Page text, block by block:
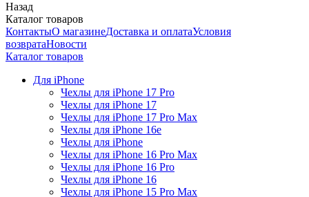
Назад
Каталог товаров
КонтактыО магазинеДоставка и оплатаУсловия
возвратаНовости
Каталог товаров
Для iPhone
Чехлы для iPhone 17 Pro
Чехлы для iPhone 17
Чехлы для iPhone 17 Pro Max
Чехлы для iPhone 16e
Чехлы для iPhone
Чехлы для iPhone 16 Pro Max
Чехлы для iPhone 16 Pro
Чехлы для iPhone 16
Чехлы для iPhone 15 Pro Max